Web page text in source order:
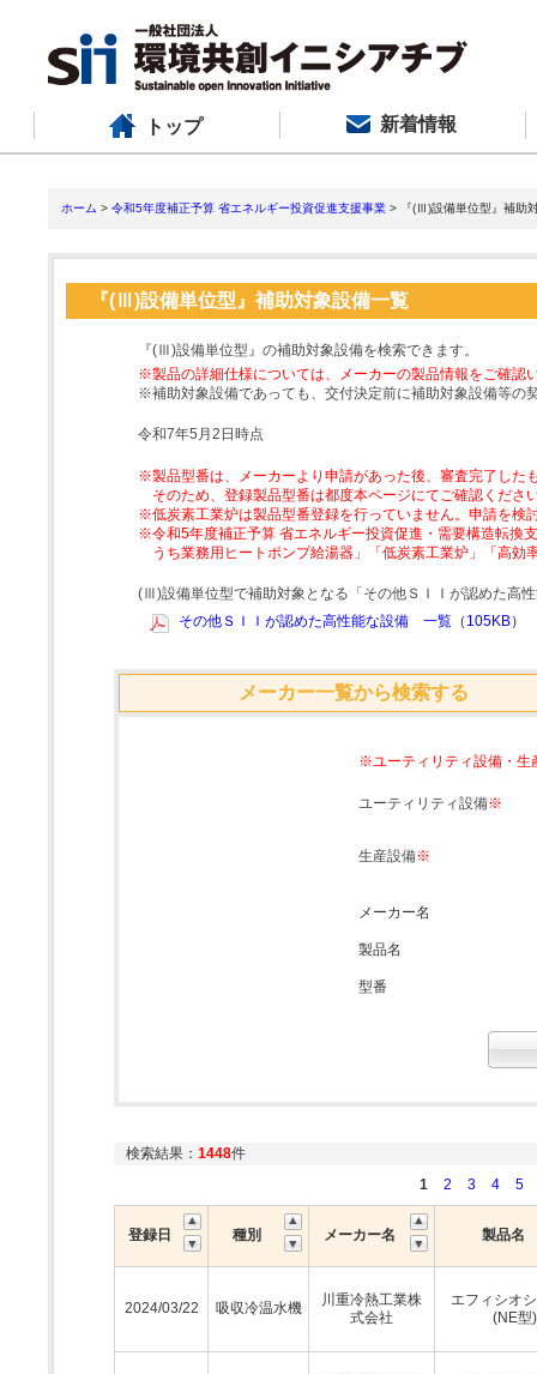
トップ 新着情報
ホーム > 令和5年度補正予算 省エネルギー投資促進支援事業 > 『(Ⅲ)設備単位型』補助
『(Ⅲ)設備単位型』補助対象設備一覧
『(Ⅲ)設備単位型』の補助対象設備を検索できます。
※製品の詳細仕様については、メーカーの製品情報をご確認
※補助対象設備であっても、交付決定前に補助対象設備等の
令和7年5月2日時点
※製品型番は、メーカーより申請があった後、審査完了した
そのため、登録製品型番は都度本ページにてご確認くださ
※低炭素工業炉は製品型番登録を行っていません。申請を検
※令和5年度補正予算 省エネルギー投資促進・需要構造転換
うち業務用ヒートポンプ給湯器」「低炭素工業炉」「高
(Ⅲ)設備単位型で補助対象となる「その他ＳＩＩが認めた高
その他ＳＩＩが認めた高性能な設備 一覧（105KB）
メーカー一覧から検索する
※ユーティリティ設備・生
ユーティリティ設備※
生産設備※
メーカー名
製品名
型番
検索結果： 1448件
1
2 3 4 5
登録日 種別 メーカー名 製品名
2024/03/22 吸収冷温水機
川重冷熱工業株
式会社
エフィシオ
(NE型)